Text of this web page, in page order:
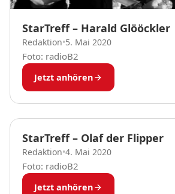
StarTreff – Harald Glööckler
Redaktion•5. Mai 2020
Foto: radioB2
Jetzt anhören
StarTreff – Olaf der Flipper
Redaktion•4. Mai 2020
Foto: radioB2
Jetzt anhören